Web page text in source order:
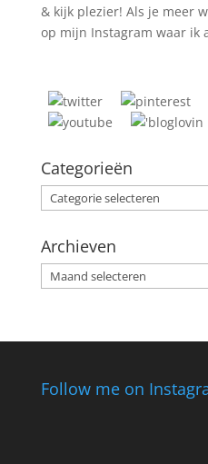
& kijk plezier! Als je meer
op mijn Instagram waar ik
Categorieën
Categorieën
Archieven
Archieven
Follow me on